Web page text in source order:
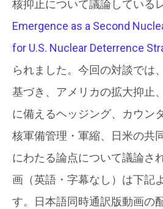
核抑止について議論している
Emergence as a Second
for U.S. Nuclear Deterrence
られました。今回の対談では
基づき、アメリカの拡大抑止
に備えるヘッジング、カウン
核軍備管理・軍縮、日米の共
にわたる論点について議論さ
画（英語・字幕なし）は下記
す。日本語同時通訳版動画の